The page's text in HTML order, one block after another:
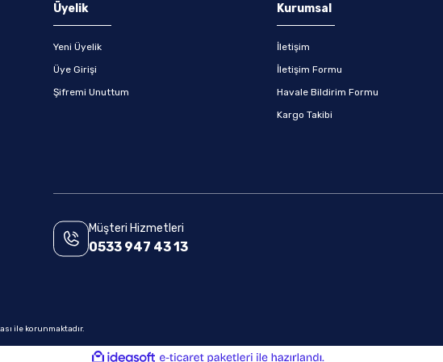
Üyelik
Yeni Üyelik
Üye Girişi
Şifremi Unuttum
Kurumsal
İletişim
İletişim Formu
Havale Bildirim Formu
Kargo Takibi
Müşteri Hizmetleri
0533 947 43 13
ile korunmaktadır.
ideasoft e-